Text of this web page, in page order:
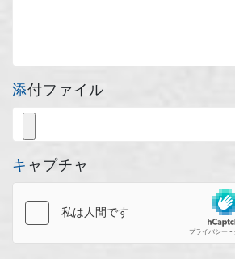
添付ファイル
キャプチャ